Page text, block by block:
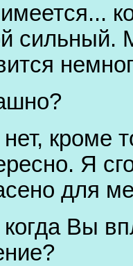
сильный.
кроме
Я
для
Вы